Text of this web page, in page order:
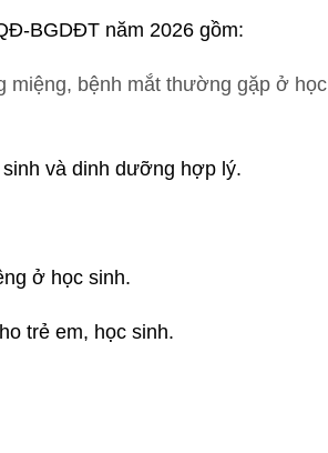
BGDĐT năm 2026 gồm:
miệng, bệnh mắt thường gặp ở
và dinh dưỡng hợp lý.
ở học sinh.
trẻ em, học sinh.